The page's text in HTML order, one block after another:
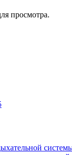
просмотра.